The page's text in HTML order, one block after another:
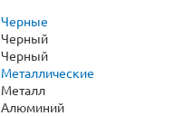
Черные
Черный
Черный
Металлические
Металл
Алюминий